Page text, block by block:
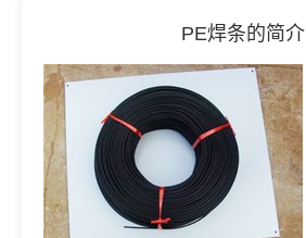
PE焊条的简介